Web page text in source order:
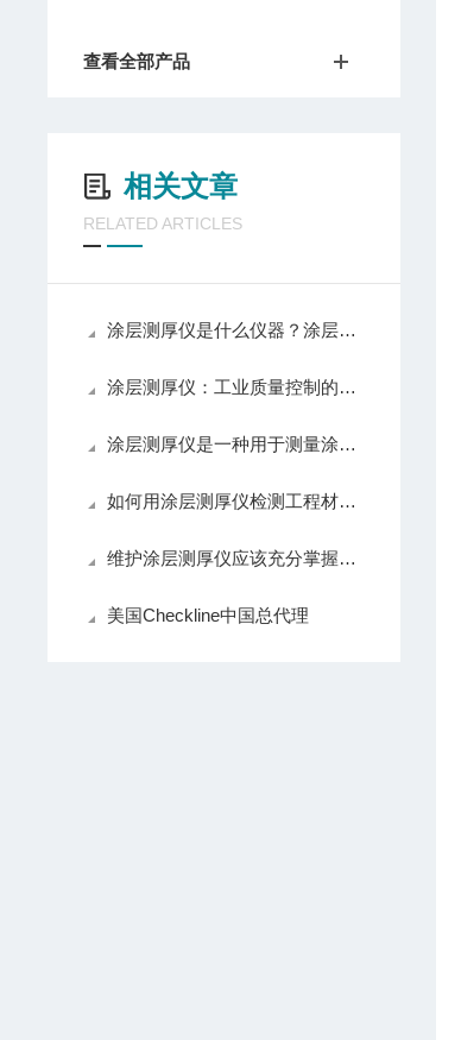
查看全部产品
相关文章
RELATED ARTICLES
涂层测厚仪是什么仪器？涂层测厚仪怎么使用
涂层测厚仪：工业质量控制的隐形卫士
涂层测厚仪是一种用于测量涂层或涂料膜厚度的仪器
如何用涂层测厚仪检测工程材料涂层厚度
维护涂层测厚仪应该充分掌握相应的注意事项
美国Checkline中国总代理